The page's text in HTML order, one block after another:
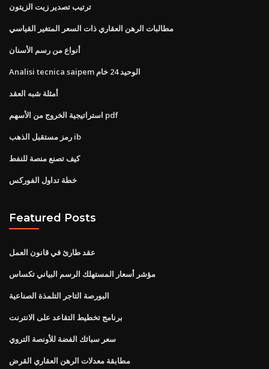
ترتيب تصدير زيت الزيتون
مطالبات الرهن العقاري ذات السعر المتغير القياسي
أنواع من رسم الأسنان
Analisi tecnica saipem الوحيد 24 خام
أمثلة شبه العقد
استراتيجية الخروج من الأسهم pdf
رمز مستقبل الذهب ib
كيف تصنع منصة للنفط
خطة تداول الفوركس
Featured Posts
عقد طارئ في قانون العمل
مؤشر أسعار المستهلك الرسم البياني تكساس
البورصة التاجر التلمذة الصناعية
برنامج تخطيط التقاعد على الانترنت
سعر سبائك الفضة للأونصة التروي
مطابقة معدلات الرهن العقاري القرض